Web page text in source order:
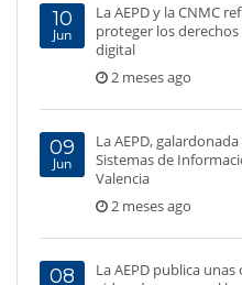
10
Jun
La AEPD y la CNMC
proteger los
digital
2 meses ago
09
Jun
La AEPD,
Sistemas de
Valencia
2 meses ago
08
La AEPD publica